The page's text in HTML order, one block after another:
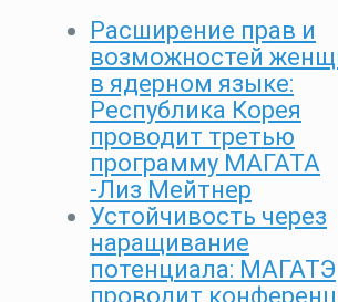
Расширение прав и
возможностей
в ядерном языке:
Республика Корея
проводит третью
программу МАГАТА
-Лиз Мейтнер
Устойчивость через
наращивание
потенциала: МАГАТЭ
проводит